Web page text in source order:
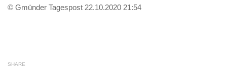
© Gmünder Tagespost 22.10.2020 21:54
SHARE